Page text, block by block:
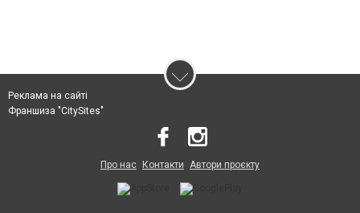
Реклама на сайті
Франшиза "CitySites"
Про нас Контакти Автори проєкту